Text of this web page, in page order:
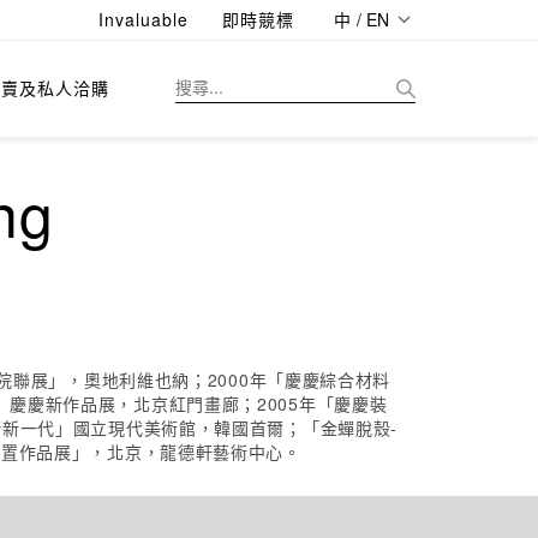
Invaluable 即時競標 中 / EN
及私人洽購
展」，奧地利維也納；2000年「慶慶綜合材料
慶新作品展，北京紅門畫廊；2005年「慶慶裝
一代」國立現代美術館，韓國首爾；「金蟬脫殼-
作品展」，北京，龍德軒藝術中心。